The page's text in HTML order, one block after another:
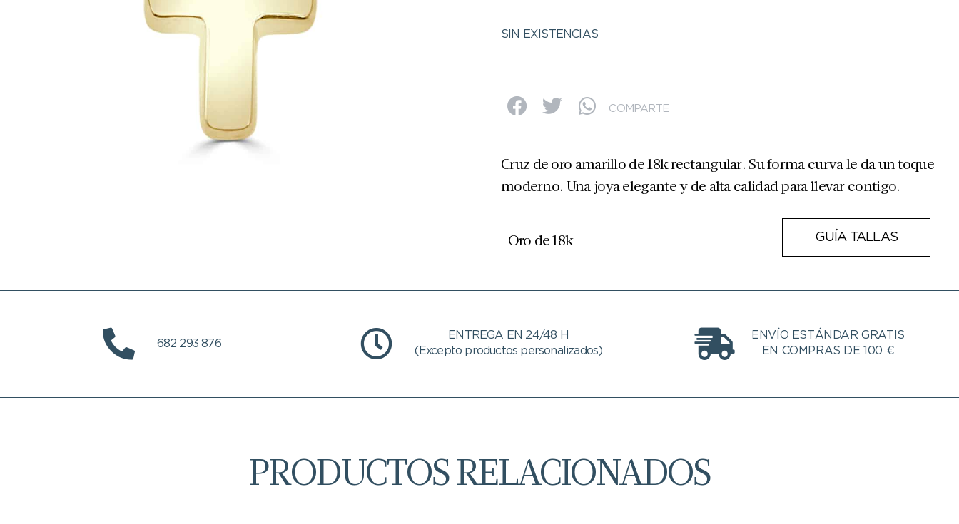
SIN EXISTENCIAS
COMPARTE
Cruz de oro amarillo de 18k rectangular. Su forma curva le da un toque
moderno. Una joya elegante y de alta calidad para llevar contigo.
Oro de 18k GUÍA TALLAS
682 293 876
ENTREGA EN 24/48 H
(Excepto productos personalizados)
ENVÍO ESTÁNDAR GRATIS
EN COMPRAS DE 100 €
PRODUCTOS RELACIONADOS